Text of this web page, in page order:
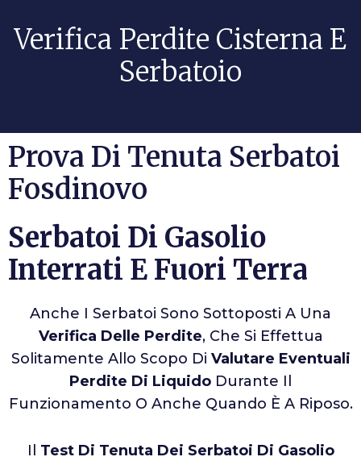
Verifica Perdite Cisterna E
Serbatoio
Prova Di Tenuta Serbatoi
Fosdinovo
Serbatoi Di Gasolio
Interrati E Fuori Terra
Anche I Serbatoi Sono Sottoposti A Una
Verifica Delle Perdite, Che Si Effettua
Solitamente Allo Scopo Di Valutare Eventuali
Perdite Di Liquido Durante Il
Funzionamento O Anche Quando È A Riposo.
Il Test Di Tenuta Dei Serbatoi Di Gasolio